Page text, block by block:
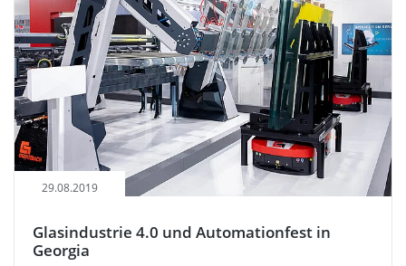
29.08.2019
Glasindustrie 4.0 und Automationfest in
Georgia